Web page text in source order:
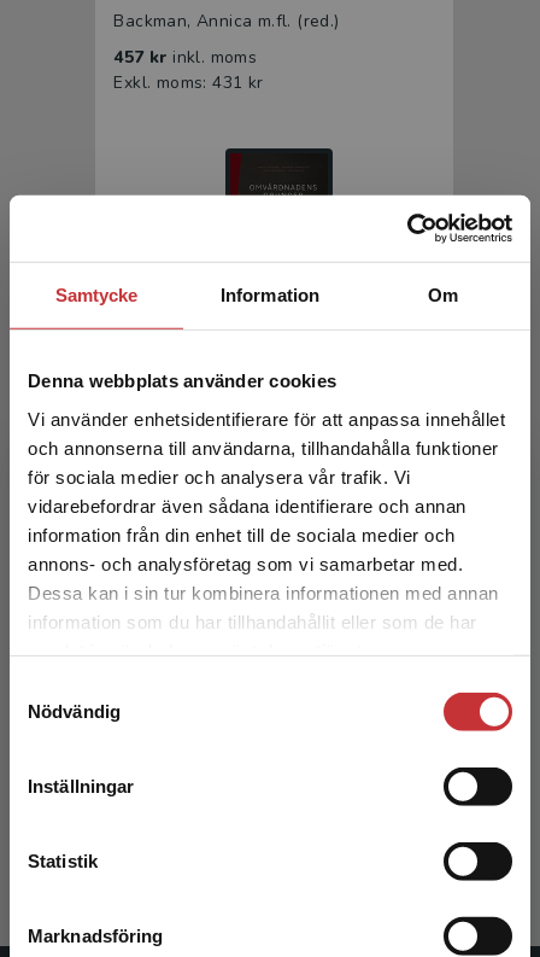
Samtycke Information Om
Denna webbplats använder cookies
Vi använder enhetsidentifierare för att anpassa innehållet
och annonserna till användarna, tillhandahålla funktioner
för sociala medier och analysera vår trafik. Vi
vidarebefordrar även sådana identifierare och annan
information från din enhet till de sociala medier och
annons- och analysföretag som vi samarbetar med.
Dessa kan i sin tur kombinera informationen med annan
information som du har tillhandahållit eller som de har
Nödvändig
Inställningar
Statistik
Marknadsföring
Begränsad fraktregion
Det verkar som att du besöker
studentlitteratur.se via en enhet utanför Sverige.
Vi erbjuder inte leveranser utanför Sverige. För
att kunna slutföra ett köp måste
Backman, Annica m.fl. (red.)
457 kr inkl. moms
Exkl. moms: 431 kr
Backman, Annica m.fl. (red.)
298 krinkl. moms
Exkl. moms: 281 kr
Almerud, Sofia m.fl. (red.)